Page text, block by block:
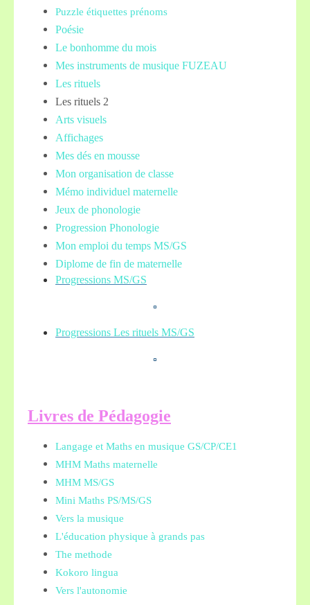
Puzzle étiquettes prénoms
Poésie
Le bonhomme du mois
Mes instruments de musique FUZEAU
Les rituels
Les rituels 2
Arts visuels
Affichages
Mes dés en mousse
Mon organisation de classe
Mémo individuel maternelle
Jeux de phonologie
Progression Phonologie
Mon emploi du temps MS/GS
Diplome de fin de maternelle
Progressions MS/GS
Progressions Les rituels MS/GS
Livres de Pédagogie
Langage et Maths en musique GS/CP/CE1
MHM Maths maternelle
MHM MS/GS
Mini Maths PS/MS/GS
Vers la musique
L'éducation physique à grands pas
The methode
Kokoro lingua
Vers l'autonomie